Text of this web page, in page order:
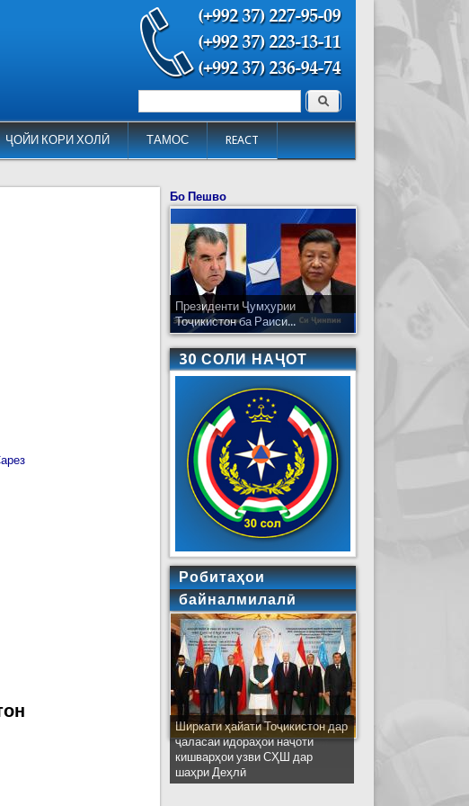
ҶОЙИ КОРИ ХОЛӢ ТАМОС REACT
Форма поиска Поиск
Бо Пешво
Президенти Ҷумҳурии
Тоҷикистон ба Раиси...
30 СОЛИ НАҶОТ
Робитаҳои
байналмилалӣ
Ширкати ҳайати Тоҷикистон дар
ҷаласаи идораҳои наҷоти
кишварҳои узви СҲШ дар
шаҳри Деҳлӣ